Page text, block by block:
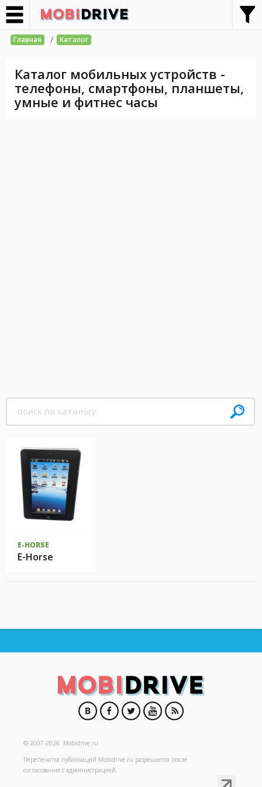
Главная / Каталог
Каталог мобильных устройств -
телефоны, смартфоны, планшеты,
умные и фитнес часы
E-HORSE
E-Horse
© 2007-2026. Mobidrive.ru
Перепечатка публикаций Mobidrive.ru разрешается после
согласования с администрацией.